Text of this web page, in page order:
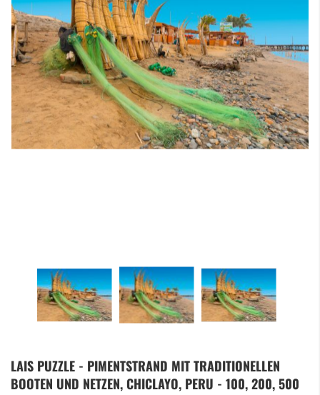
Anfang
der
LAIS PUZZLE - PIMENTSTRAND MIT TRADITIONELLEN
BOOTEN UND NETZEN, CHICLAYO, PERU - 100, 200, 500